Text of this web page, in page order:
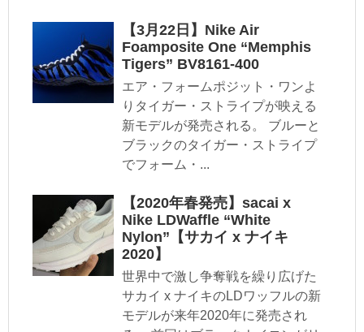
【3月22日】Nike Air
Foamposite One “Memphis
Tigers” BV8161-400
エア・フォームポジット・ワンよ
りタイガー・ストライプが映える
新モデルが発売される。 ブルーと
ブラックのタイガー・ストライプ
でフォーム・...
【2020年春発売】sacai x
Nike LDWaffle “White
Nylon”【サカイ x ナイキ
2020】
世界中で激し争奪戦を繰り広げた
サカイ x ナイキのLDワッフルの新
モデルが来年2020年に発売され